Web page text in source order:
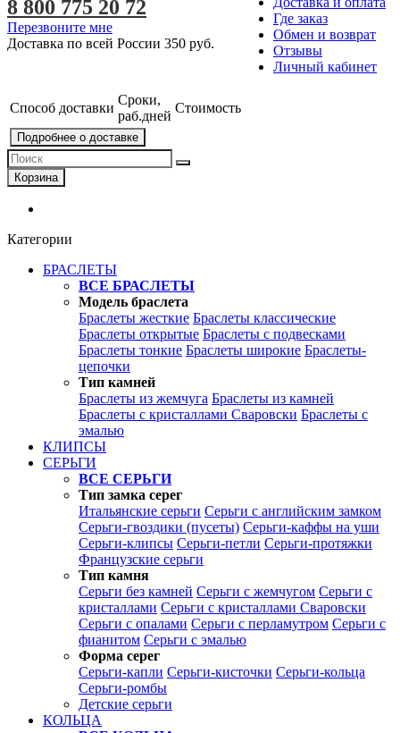
Где заказ
Обмен и возврат
Отзывы
Личный кабинет
8 800 775 20 72
Перезвоните мне
Доставка по всей России 350 руб.
Способ доставки
Сроки,
раб.дней
Стоимость
Подробнее о доставке
Корзина
Категории
БРАСЛЕТЫ
ВСЕ БРАСЛЕТЫ
Модель браслета
Браслеты жесткие Браслеты классические
Браслеты открытые Браслеты с подвесками
Браслеты тонкие Браслеты широкие Браслеты-
цепочки
Тип камней
Браслеты из жемчуга Браслеты из камней
Браслеты с кристаллами Сваровски Браслеты с
эмалью
КЛИПСЫ
СЕРЬГИ
ВСЕ СЕРЬГИ
Тип замка серег
Итальянские серьги Серьги с английским замком
Серьги-гвоздики (пусеты) Серьги-каффы на уши
Серьги-клипсы Серьги-петли Серьги-протяжки
Французские серьги
Тип камня
Серьги без камней Серьги с жемчугом Серьги с
кристаллами Серьги с кристаллами Сваровски
Серьги с опалами Серьги с перламутром Серьги с
фианитом Серьги с эмалью
Форма серег
Серьги-капли Серьги-кисточки Серьги-кольца
Серьги-ромбы
Детские серьги
КОЛЬЦА